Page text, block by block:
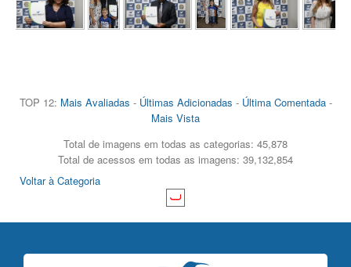
TOP 12: Mais Avaliadas - Últimas Adicionadas - Última Comentada-
Mais Vista
Total de imagens em todas as categorias: 45,878
Total de acessos em todas as imagens: 39,132,854
Voltar à Categoria